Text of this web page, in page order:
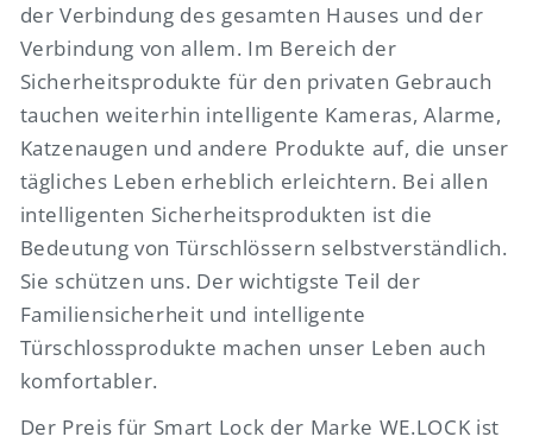
der Verbindung des gesamten Hauses und der
Verbindung von allem. Im Bereich der
Sicherheitsprodukte für den privaten Gebrauch
tauchen weiterhin intelligente Kameras, Alarme,
Katzenaugen und andere Produkte auf, die unser
tägliches Leben erheblich erleichtern. Bei allen
intelligenten Sicherheitsprodukten ist die
Bedeutung von Türschlössern selbstverständlich.
Sie schützen uns. Der wichtigste Teil der
Familiensicherheit und intelligente
Türschlossprodukte machen unser Leben auch
komfortabler.
Der Preis für Smart Lock der Marke WE.LOCK ist